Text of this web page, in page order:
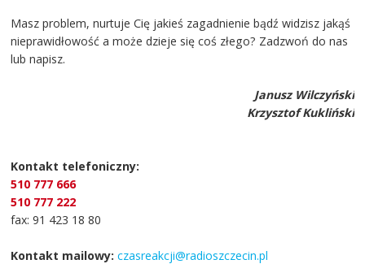
Masz problem, nurtuje Cię jakieś zagadnienie bądź widzisz jakąś
nieprawidłowość a może dzieje się coś złego? Zadzwoń do nas
lub napisz.
Janusz Wilczyński
Krzysztof Kukliński
Kontakt telefoniczny:
510 777 666
510 777 222
fax: 91 423 18 80
Kontakt mailowy: czasreakcji@radioszczecin.pl